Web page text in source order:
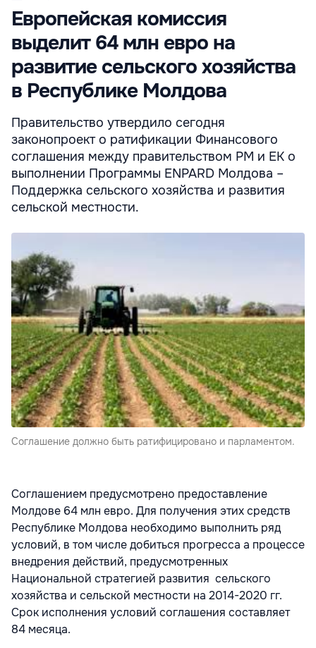
Европейская комиссия
выделит 64 млн евро на
развитие сельского хозяйства
в Республике Молдова
Правительство утвердило сегодня
законопроект о ратификации Финансового
соглашения между правительством РМ и ЕК о
выполнении Программы ENPARD Молдова –
Поддержка сельского хозяйства и развития
сельской местности.
Соглашение должно быть ратифицировано и парламентом.
Соглашением предусмотрено предоставление
Молдове 64 млн евро. Для получения этих средств
Республике Молдова необходимо выполнить ряд
условий, в том числе добиться прогресса а процессе
внедрения действий, предусмотренных
Национальной стратегией развития сельского
хозяйства и сельской местности на 2014-2020 гг.
Срок исполнения условий соглашения составляет
84 месяца.